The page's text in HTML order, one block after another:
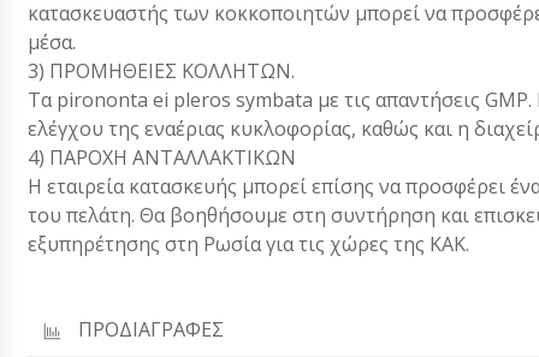
κατασκευαστής των κοκκοποιητών μπορεί να
μέσα.
3) ΠΡΟΜΗΘΕΙΕΣ ΚΟΛΛΗΤΩΝ.
Τα pirononta ei pleros symbata με τις απαντήσεις
ελέγχου της εναέριας κυκλοφορίας, καθώς και η
4) ΠΑΡΟΧΗ ΑΝΤΑΛΛΑΚΤΙΚΩΝ
Η εταιρεία κατασκευής μπορεί επίσης να προσφέρει
του πελάτη. Θα βοηθήσουμε στη συντήρηση και
εξυπηρέτησης στη Ρωσία για τις χώρες της ΚΑΚ.
ΠΡΟΔΙΑΓΡΑΦΕΣ